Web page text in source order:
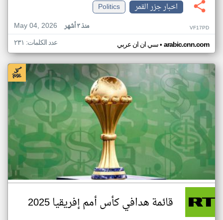
اخبار جزر القمر
Politics
May 04, 2026
منذ ٣ أشهر VF17PD
سي ان ان عربي• arabic.cnn.com عدد الكلمات: ٢٣١
قائمة هدافي كأس أمم إفريقيا 2025